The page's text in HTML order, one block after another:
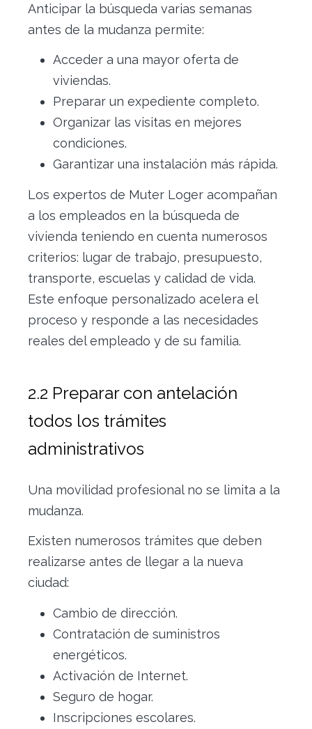
Anticipar la búsqueda varias semanas
antes de la mudanza permite:
Acceder a una mayor oferta de
viviendas.
Preparar un expediente completo.
Organizar las visitas en mejores
condiciones.
Garantizar una instalación más rápida.
Los expertos de Muter Loger acompañan
a los empleados en la búsqueda de
vivienda teniendo en cuenta numerosos
criterios: lugar de trabajo, presupuesto,
transporte, escuelas y calidad de vida.
Este enfoque personalizado acelera el
proceso y responde a las necesidades
reales del empleado y de su familia.
2.2 Preparar con antelación
todos los trámites
administrativos
Una movilidad profesional no se limita a la
mudanza.
Existen numerosos trámites que deben
realizarse antes de llegar a la nueva
ciudad:
Cambio de dirección.
Contratación de suministros
energéticos.
Activación de Internet.
Seguro de hogar.
Inscripciones escolares.